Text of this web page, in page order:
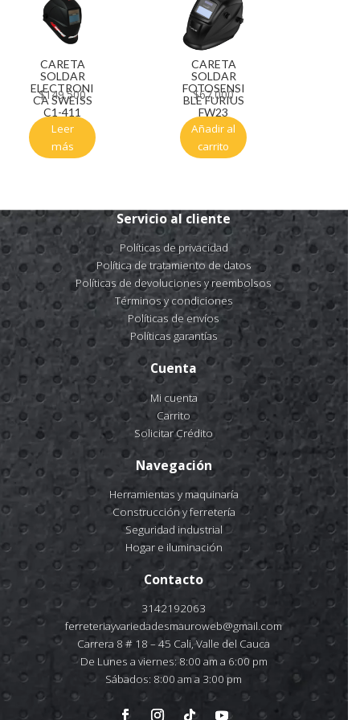
CARETA
SOLDAR
ELECTRONI
CA SWEISS
C1-411
$149.500
Leer
más
CARETA
SOLDAR
FOTOSENSI
BLE FURIUS
FW23
$67.000
Añadir al
carrito
Servicio al cliente
Políticas de privacidad
Política de tratamiento de datos
Políticas de devoluciones y reembolsos
Términos y condiciones
Políticas de envíos
Políticas garantías
Cuenta
Mi cuenta
Carrito
Solicitar Crédito
Navegación
Herramientas y maquinaría
Construcción y ferretería
Seguridad industrial
Hogar e iluminación
Contacto
3142192063
ferreteriayvariedadesmauroweb@gmail.com
Carrera 8 # 18 – 45 Cali, Valle del Cauca
De Lunes a viernes: 8:00 am a 6:00 pm
Sábados: 8:00 am a 3:00 pm